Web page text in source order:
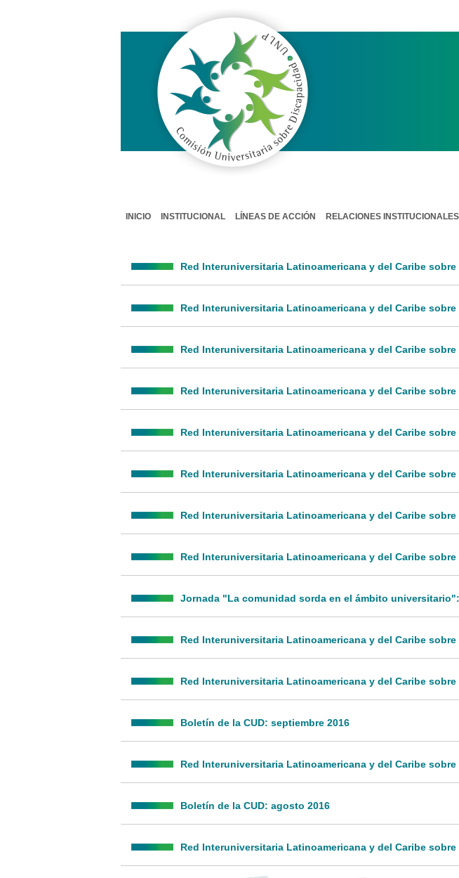
DISCAPACIDAD / CUD
INICIO INSTITUCIONAL LÍNEAS DE ACCIÓN RELACIONES INSTITUCIONALES
Red Interuniversitaria Latinoamericana y del Caribe
Red Interuniversitaria Latinoamericana y del Caribe
Red Interuniversitaria Latinoamericana y del Caribe
Red Interuniversitaria Latinoamericana y del Caribe
Red Interuniversitaria Latinoamericana y del Caribe
Red Interuniversitaria Latinoamericana y del Caribe
Red Interuniversitaria Latinoamericana y del Caribe
Red Interuniversitaria Latinoamericana y del Caribe
Jornada "La comunidad sorda en el ámbito
Red Interuniversitaria Latinoamericana y del Caribe
Red Interuniversitaria Latinoamericana y del Caribe
Boletín de la CUD: septiembre 2016
Red Interuniversitaria Latinoamericana y del Caribe
Boletín de la CUD: agosto 2016
Red Interuniversitaria Latinoamericana y del Caribe